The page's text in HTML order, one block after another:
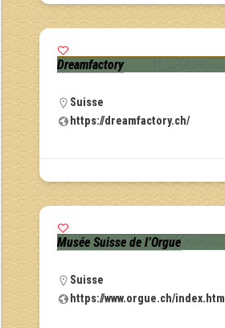
Dreamfactory
Suisse
https://dreamfactory.ch/
Musée Suisse de l’Orgue
Suisse
https://www.orgue.ch/index.htm